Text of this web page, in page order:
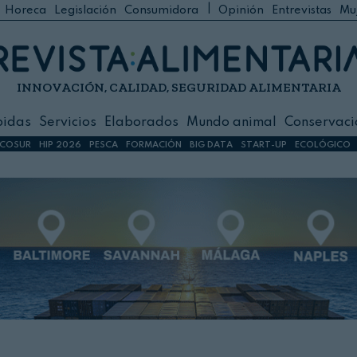
Horeca Legislación Consumidora Opinión Entrevistas
INNOVACIÓN, CALIDAD, SEGURIDAD ALIMENTARIA
Servicios Elaborados Mundo animal
Foodservice
primas
HIP 2026 PESCA FORMACIÓN BIG DATA START-UP ECOLÓGICO